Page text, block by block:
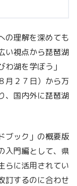
の理解を深めても
い視点から琵琶湖
湖を学ぼう」
月２７日）から万
、国内外に琵琶湖
ブック」の概要版
入門編として、県
らに活用されてい
訂するのに合わせ